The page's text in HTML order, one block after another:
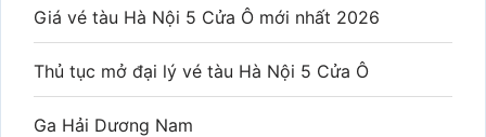
Giá vé tàu Hà Nội 5 Cửa Ô mới nhất 2026
Thủ tục mở đại lý vé tàu Hà Nội 5 Cửa Ô
Ga Hải Dương Nam